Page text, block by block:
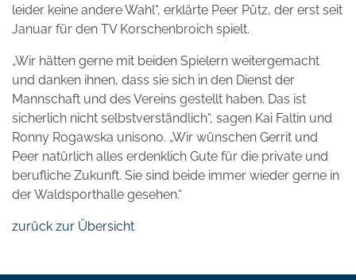
leider keine andere Wahl“, erklärte Peer Pütz, der erst seit
Januar für den TV Korschenbroich spielt.
„Wir hätten gerne mit beiden Spielern weitergemacht
und danken ihnen, dass sie sich in den Dienst der
Mannschaft und des Vereins gestellt haben. Das ist
sicherlich nicht selbstverständlich“, sagen Kai Faltin und
Ronny Rogawska unisono. „Wir wünschen Gerrit und
Peer natürlich alles erdenklich Gute für die private und
berufliche Zukunft. Sie sind beide immer wieder gerne in
der Waldsporthalle gesehen.“
zurück zur Übersicht